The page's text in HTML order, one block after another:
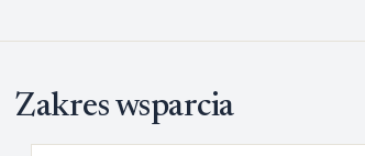
Zakres wsparcia